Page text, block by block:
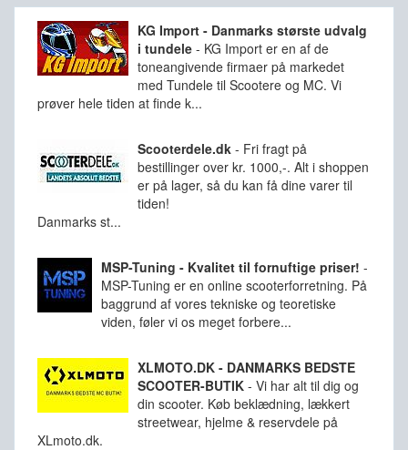
KG Import - Danmarks største udvalg
i tundele - KG Import er en af de
toneangivende firmaer på markedet
med Tundele til Scootere og MC. Vi
prøver hele tiden at finde k...
Scooterdele.dk - Fri fragt på
bestillinger over kr. 1000,-. Alt i shoppen
er på lager, så du kan få dine varer til
tiden!
Danmarks st...
MSP-Tuning - Kvalitet til fornuftige priser! -
MSP-Tuning er en online scooterforretning. På
baggrund af vores tekniske og teoretiske
viden, føler vi os meget forbere...
XLMOTO.DK - DANMARKS BEDSTE
SCOOTER-BUTIK - Vi har alt til dig og
din scooter. Køb beklædning, lækkert
streetwear, hjelme & reservdele på
XLmoto.dk.